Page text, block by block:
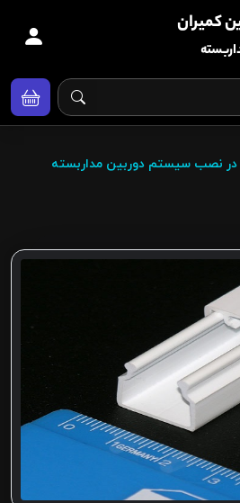
کمیران
نصب سیستم دوربین مداربسته